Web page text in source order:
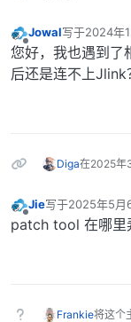
离线
Jowal写于2024年
最后由 编辑
您好，我也遇到
后还是连不上Jlink
Diga在2025年
离线
Jie写于2025年5月
最后由 编辑
patch tool 在哪里
Frankie将这个